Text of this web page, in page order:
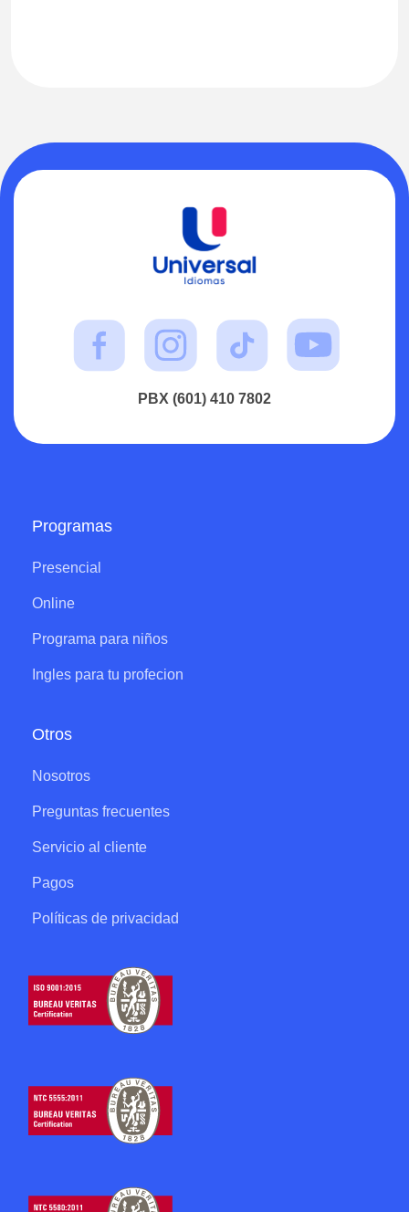
PBX (601) 410 7802
Programas
Presencial
Online
Programa para niños
Ingles para tu profecion
Otros
Nosotros
Preguntas frecuentes
Servicio al cliente
Pagos
Políticas de privacidad